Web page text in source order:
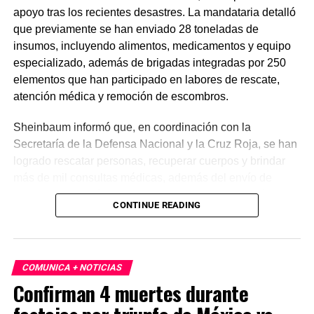
apoyo tras los recientes desastres. La mandataria detalló
que previamente se han enviado 28 toneladas de
insumos, incluyendo alimentos, medicamentos y equipo
especializado, además de brigadas integradas por 250
elementos que han participado en labores de rescate,
atención médica y remoción de escombros.
Sheinbaum informó que, en coordinación con la
Secretaría de la Defensa Nacional y la Cruz Roja, se han
logrado rescatar personas, recuperar cuerpos y brindar
plantas de energía y materiales de apoyo. Subrayó que
estas acciones responden a solicitudes del gobierno
En otro tema, el secretario de Economía, Marcelo Ebrard,
aseguró que el Tratado entre México, Estados Unidos y
Canadá (T-MEC) se mantiene sin cambios y continúa
CONTINUE READING
COMUNICA + NOTICIAS
Confirman 4 muertes durante